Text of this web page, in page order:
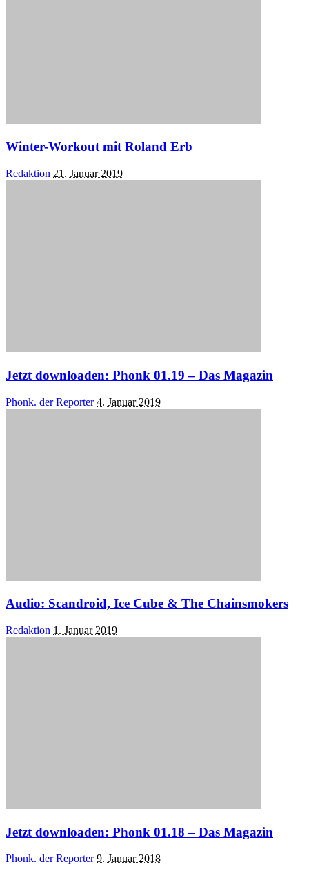
Winter-Workout mit Roland Erb
Posted
Redaktion 21. Januar 2019
Jetzt downloaden: Phonk 01.19 – Das Magazin
Posted
Phonk. der Reporter 4. Januar 2019
Audio: Scandroid, Ice Cube & The Chainsmokers
Posted
Redaktion 1. Januar 2019
Jetzt downloaden: Phonk 01.18 – Das Magazin
Posted
Phonk. der Reporter 9. Januar 2018